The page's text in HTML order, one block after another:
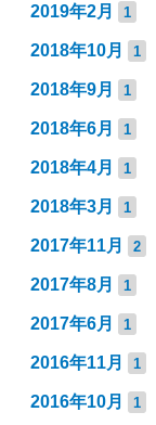
2019年2月 1
2018年10月 1
2018年9月 1
2018年6月 1
2018年4月 1
2018年3月 1
2017年11月 2
2017年8月 1
2017年6月 1
2016年11月 1
2016年10月 1